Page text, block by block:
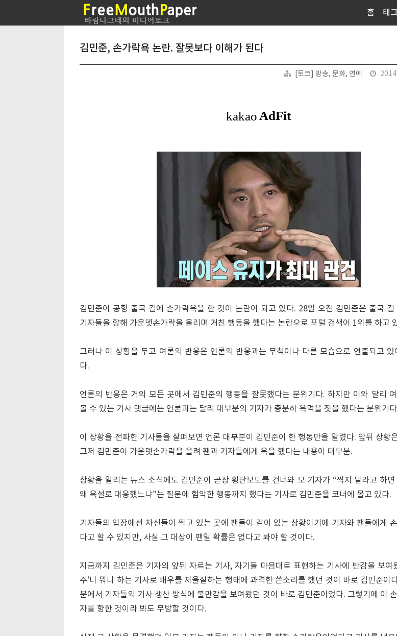
홈 태그
김민준, 손가락욕 논란. 잘못보다 이해가 된다
[토크] 방송, 문화, 연예
김민준이 공항 출국 길에 손가락욕을 한 것이 논란이 되고 있다. 28일 오전 김민준은 출국 길
기자들을 향해 가운뎃손가락을 올리며 거친 행동을 했다는 논란으로 포털 검색어 1위를 하고
그러나 이 상황을 두고 여론의 반응은 언론의 반응과는 무척이나 다른 모습으로 연출되고 있
다.
언론의 반응은 거의 모든 곳에서 김민준의 행동을 잘못했다는 분위기다. 하지만 이와 달리
볼 수 있는 기사 댓글에는 언론과는 달리 대부분의 기자가 충분히 욕먹을 짓을 했다는 분위기
이 상황을 전파한 기사들을 살펴보면 언론 대부분이 김민준이 한 행동만을 알렸다. 앞뒤 상황
그저 김민준이 가운뎃손가락을 올려 팬과 기자들에게 욕을 했다는 내용이 대부분.
상황을 알리는 뉴스 소식에도 김민준이 곧장 횡단보도를 건너와 모 기자가 “찍지 말라고 하면
왜 욕설로 대응했느냐”는 질문에 험악한 행동까지 했다는 기사로 김민준을 코너에 몰고 있다.
기자들의 입장에선 자신들이 찍고 있는 곳에 팬들이 같이 있는 상황이기에 기자와 팬들에게
다고 할 수 있지만, 사실 그 대상이 팬일 확률은 없다고 봐야 할 것이다.
지금까지 김민준은 기자의 앞뒤 자르는 기사, 자기들 마음대로 표현하는 기사에 반감을 보여
주’니 뭐니 하는 기사로 배우를 저울질하는 행태에 과격한 쓴소리를 했던 것이 바로 김민준이
분에서 기자들의 기사 생산 방식에 불만감을 보여왔던 것이 바로 김민준이었다. 그렇기에 이
자를 향한 것이라 봐도 무방할 것이다.